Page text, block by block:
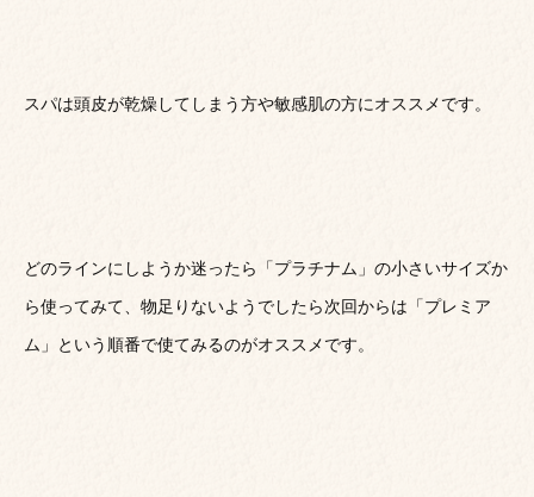
スパは頭皮が乾燥してしまう方や敏感肌の方にオススメです。
どのラインにしようか迷ったら「プラチナム」の小さいサイズか
ら使ってみて、物足りないようでしたら次回からは「プレミア
ム」という順番で使てみるのがオススメです。